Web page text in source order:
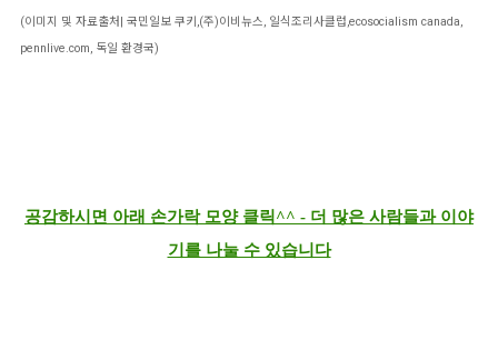
(이미지 및 자료출처| 국민일보 쿠키,(주)이비뉴스, 일식조리사클럽,ecosocialism canada,
pennlive.com, 독일 환경국)
공감하시면 아래 손가락 모양 클릭^^ - 더 많은 사람들과 이야
기를 나눌 수 있습니다